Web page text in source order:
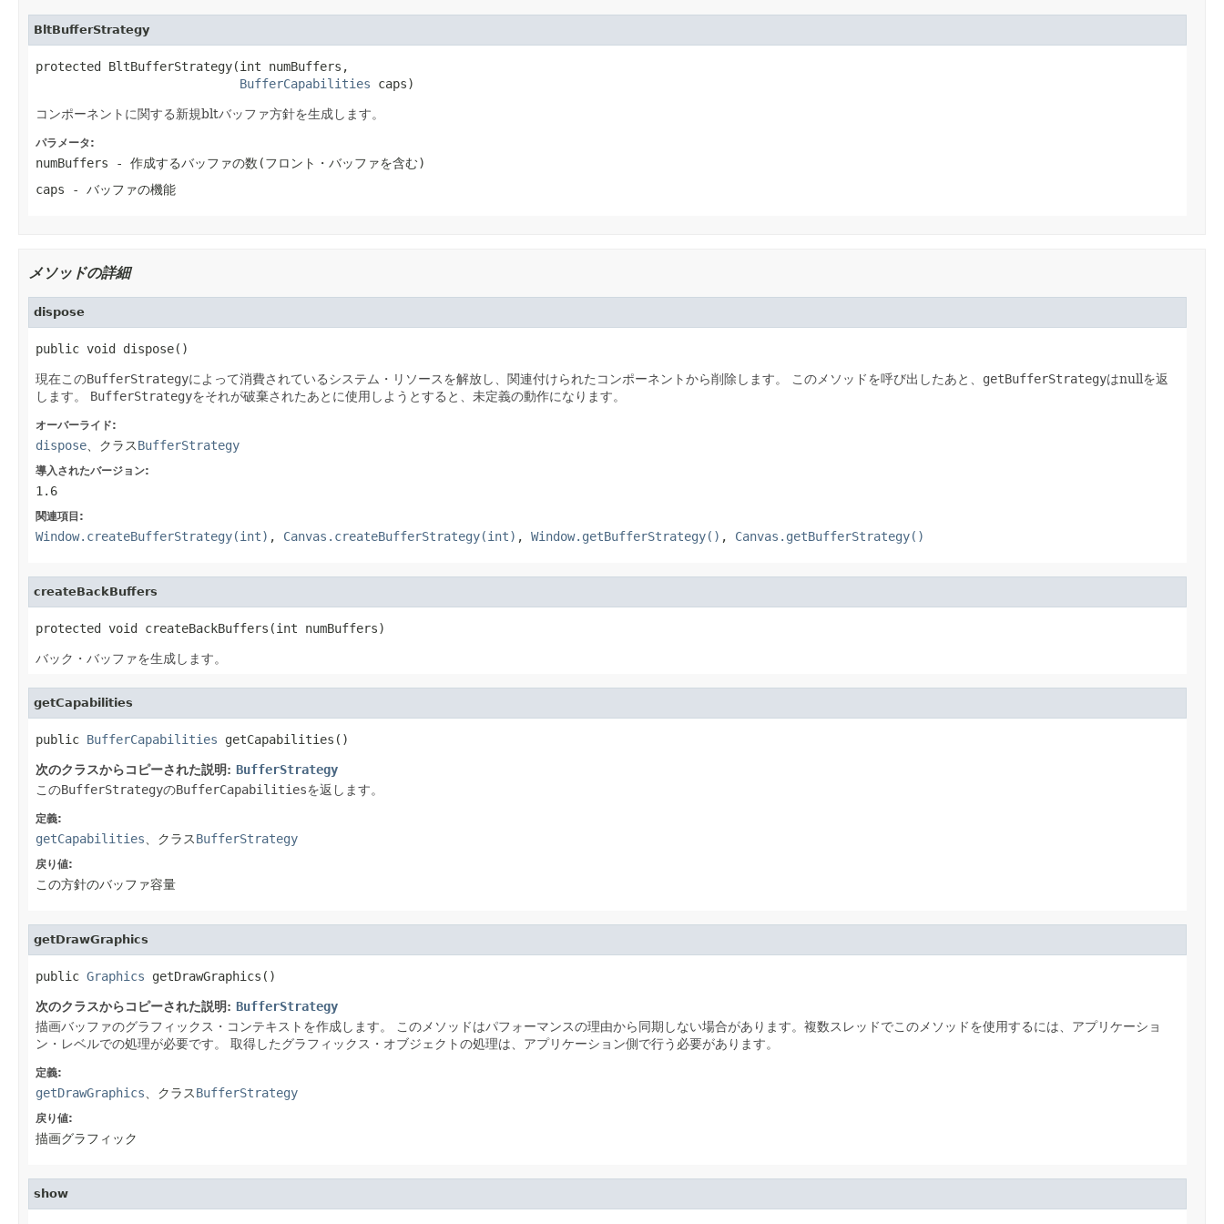
BltBufferStrategy
protected BltBufferStrategy(int numBuffers,
BufferCapabilities caps)
コンポーネントに関する新規bltバッファ方針を生成します。
パラメータ:
numBuffers - 作成するバッファの数(フロント・バッファを含む)
caps - バッファの機能
メソッドの詳細
dispose
public void dispose()
現在このBufferStrategyによって消費されているシステム・リソースを解放し、関連付けられたコンポーネントから削除します。 このメソッドを呼び出したあと、 getBufferStrategyはnullを返
します。
BufferStrategyをそれが破棄されたあとに使用しようとすると、未定義の動作になります。
オーバーライド:
dispose 、クラスBufferStrategy
導入されたバージョン:
1.6
関連項目:
Window.createBufferStrategy(int) , Canvas.createBufferStrategy(int) , Window.getBufferStrategy() , Canvas.getBufferStrategy()
createBackBuffers
protected void createBackBuffers(int numBuffers)
バック・バッファを生成します。
getCapabilities
public BufferCapabilities getCapabilities()
次のクラスからコピーされた説明: BufferStrategy
このBufferStrategyのBufferCapabilitiesを返します。
定義:
getCapabilities 、クラスBufferStrategy
戻り値:
この方針のバッファ容量
getDrawGraphics
public Graphics getDrawGraphics()
次のクラスからコピーされた説明: BufferStrategy
描画バッファのグラフィックス・コンテキストを作成します。
このメソッドはパフォーマンスの理由から同期しない場合があります。複数スレッドでこのメソッドを使用するには、アプリケーショ
ン・レベルでの処理が必要です。
取得したグラフィックス・オブジェクトの処理は、アプリケーション側で行う必要があります。
定義:
getDrawGraphics 、クラスBufferStrategy
戻り値:
描画グラフィック
show